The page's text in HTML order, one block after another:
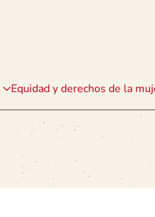
Equidad y derechos de la